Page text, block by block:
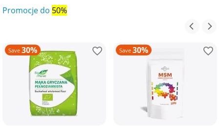
Promocje do 50%
Save 30% Save 30%